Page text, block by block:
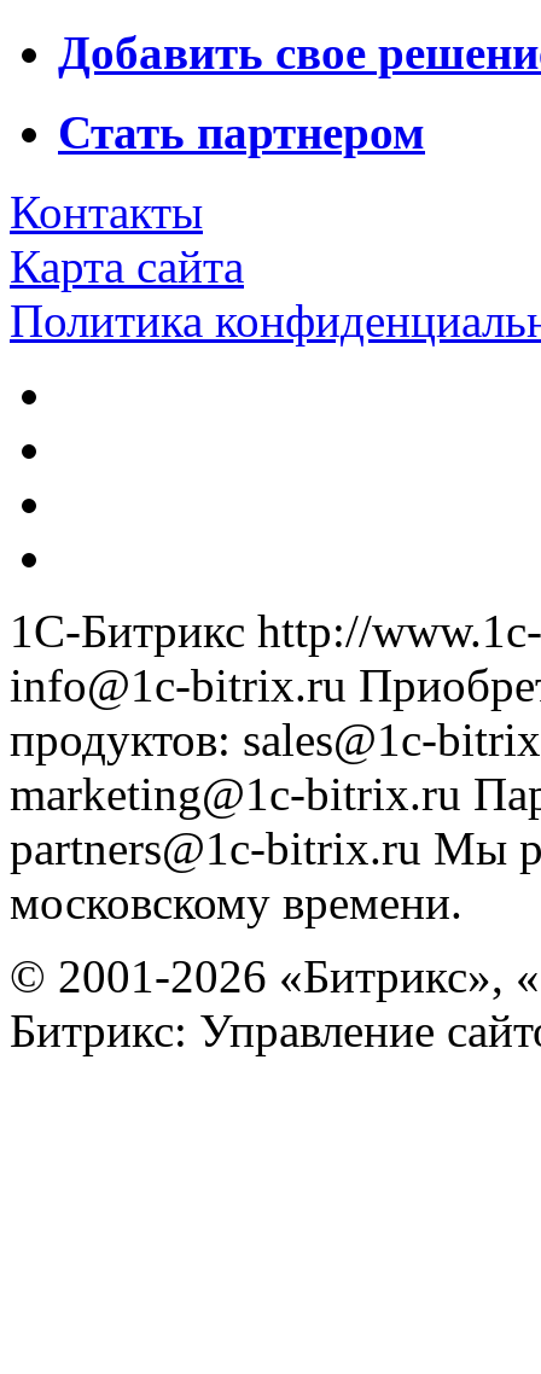
Добавить свое
Стать партнером
Контакты
Карта сайта
Политика
1С-Битрикс http://
info@1c-bitrix.ru
продуктов: sales@1c-
marketing@1c-bitrix.ru
partners@1c-bitrix.ru Мы
московскому времени.
© 2001-2026 «Битрикс»,
Битрикс: Управление